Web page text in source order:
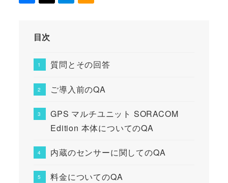
目次
質問とその回答
ご導入前のQA
GPS マルチユニット SORACOM
Edition 本体についてのQA
内蔵のセンサーに関してのQA
料金についてのQA